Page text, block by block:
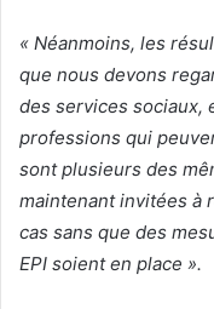
« Néanmoins, les
que nous devons
des services sociaux,
professions qui
sont plusieurs des
maintenant invitées à
cas sans que des
EPI soient en place ».